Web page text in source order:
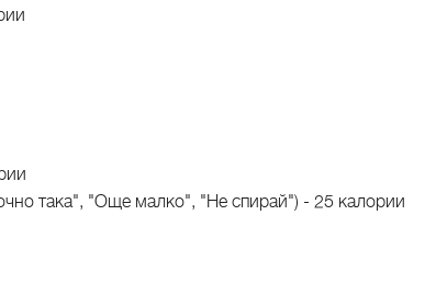
така", "Още малко", "Не спирай") - 25 калории